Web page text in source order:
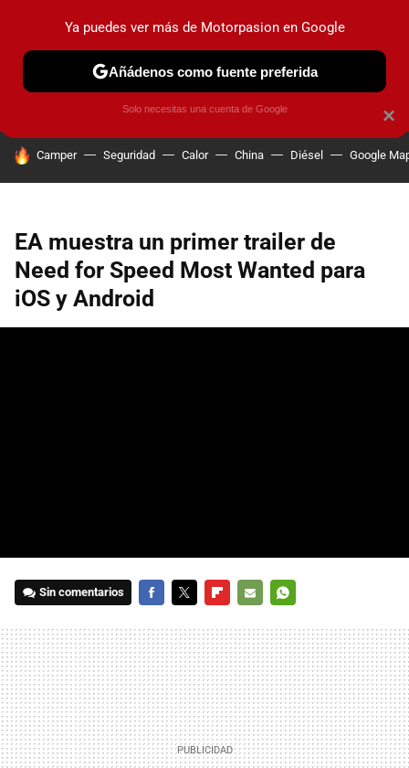
PRUEBAS COCHES ELÉCTRICOS OBSERVATORIO
HOY SE HABLA DE
Camper Seguridad Calor China Diésel Google
EA muestra un primer trailer de
Need for Speed Most Wanted para
iOS y Android
Sin comentarios
MAIL
×
Ya puedes ver más de Motorpasion en Google
Añádenos como fuente preferida
Solo necesitas una cuenta de Google